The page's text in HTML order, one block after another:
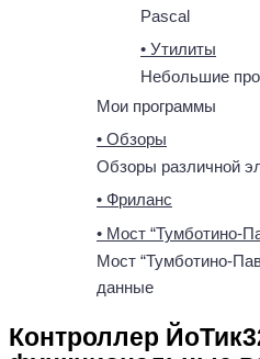
Pascal
• Утилиты
Небольшие
Мои программы
• Обзоры
Обзоры различной
• Фриланс
• Мост “Тумботино-
Мост “Тумботино-
данные
Контроллер